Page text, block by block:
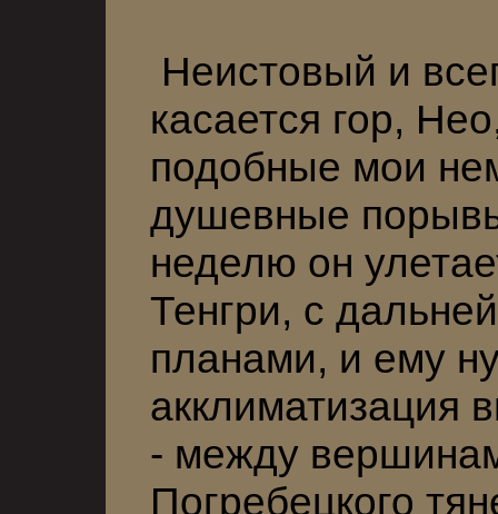
Неистовый и
касается гор,
подобные мои
душевные
неделю он
Тенгри, с
планами, и ему
акклиматизация
- между
Погребецкого